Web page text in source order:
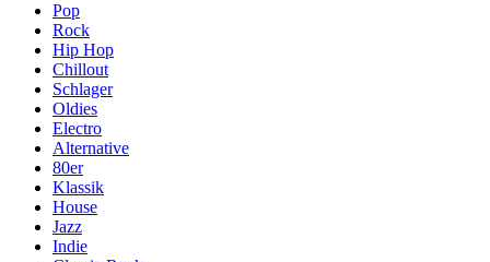
Pop
Rock
Hip Hop
Chillout
Schlager
Oldies
Electro
Alternative
80er
Klassik
House
Jazz
Indie